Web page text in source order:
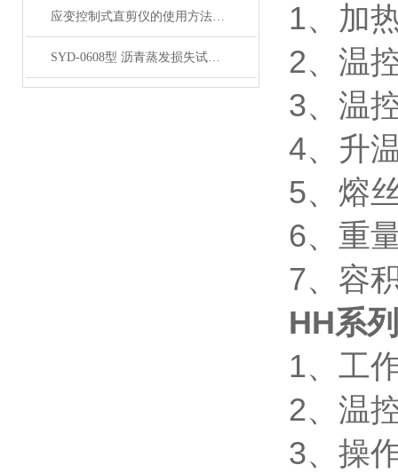
应变控制式直剪仪的使用方法和注意事项
SYD-0608型 沥青蒸发损失试验箱产品展示
1、加
2、温
3、温
4、升
5、熔
6、重
7、容
HH系
1、工
2、温
3、操